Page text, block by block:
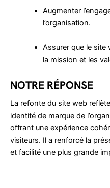
Augmenter
l’organisation.
Assurer que le
la mission et les
NOTRE RÉPONSE
La refonte du site web
identité de marque de
offrant une expérience
visiteurs. Il a renforcé la
et facilité une plus grande